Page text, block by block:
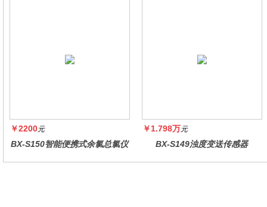
￥2200元
BX-S150智能便携式余氯总氯仪
￥1.798万元
BX-S149浊度变送传感器